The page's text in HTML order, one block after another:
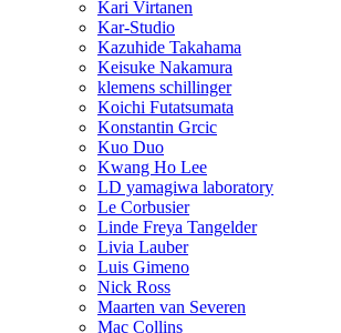
Kari Virtanen
Kar-Studio
Kazuhide Takahama
Keisuke Nakamura
klemens schillinger
Koichi Futatsumata
Konstantin Grcic
Kuo Duo
Kwang Ho Lee
LD yamagiwa laboratory
Le Corbusier
Linde Freya Tangelder
Livia Lauber
Luis Gimeno
Nick Ross
Maarten van Severen
Mac Collins